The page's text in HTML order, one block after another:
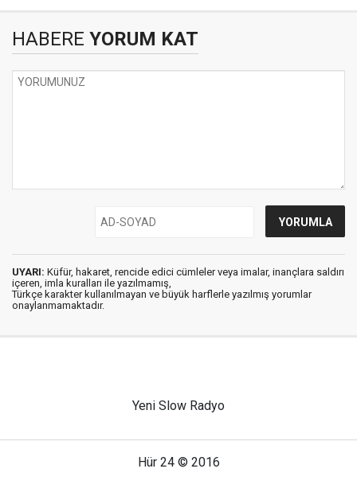
HABERE YORUM KAT
UYARI: Küfür, hakaret, rencide edici cümleler veya imalar, inançlara saldırı
içeren, imla kuralları ile yazılmamış,
Türkçe karakter kullanılmayan ve büyük harflerle yazılmış yorumlar
onaylanmamaktadır.
Yeni Slow Radyo
Hür 24 © 2016